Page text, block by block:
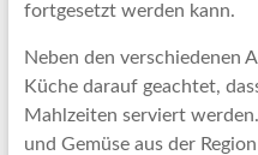
fortgesetzt werden kann.
Neben den verschiedenen
Küche darauf geachtet,
Mahlzeiten serviert
und Gemüse aus der